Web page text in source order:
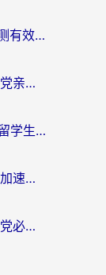
12123国外不能用吗？海外华人亲测有效的回国加速方案来了
腾讯视频地区限制怎么解决？海外党亲测有效的回国加速器选择指南
在国外用什么app看国内电视剧？留学生亲测有效的回国加速方案
海外收看国内电视总卡？选对回国加速器，让你流畅追《狂飙》《长相思》
迪拜网络为什么不能用微信？海外党必看的回国加速解决方案